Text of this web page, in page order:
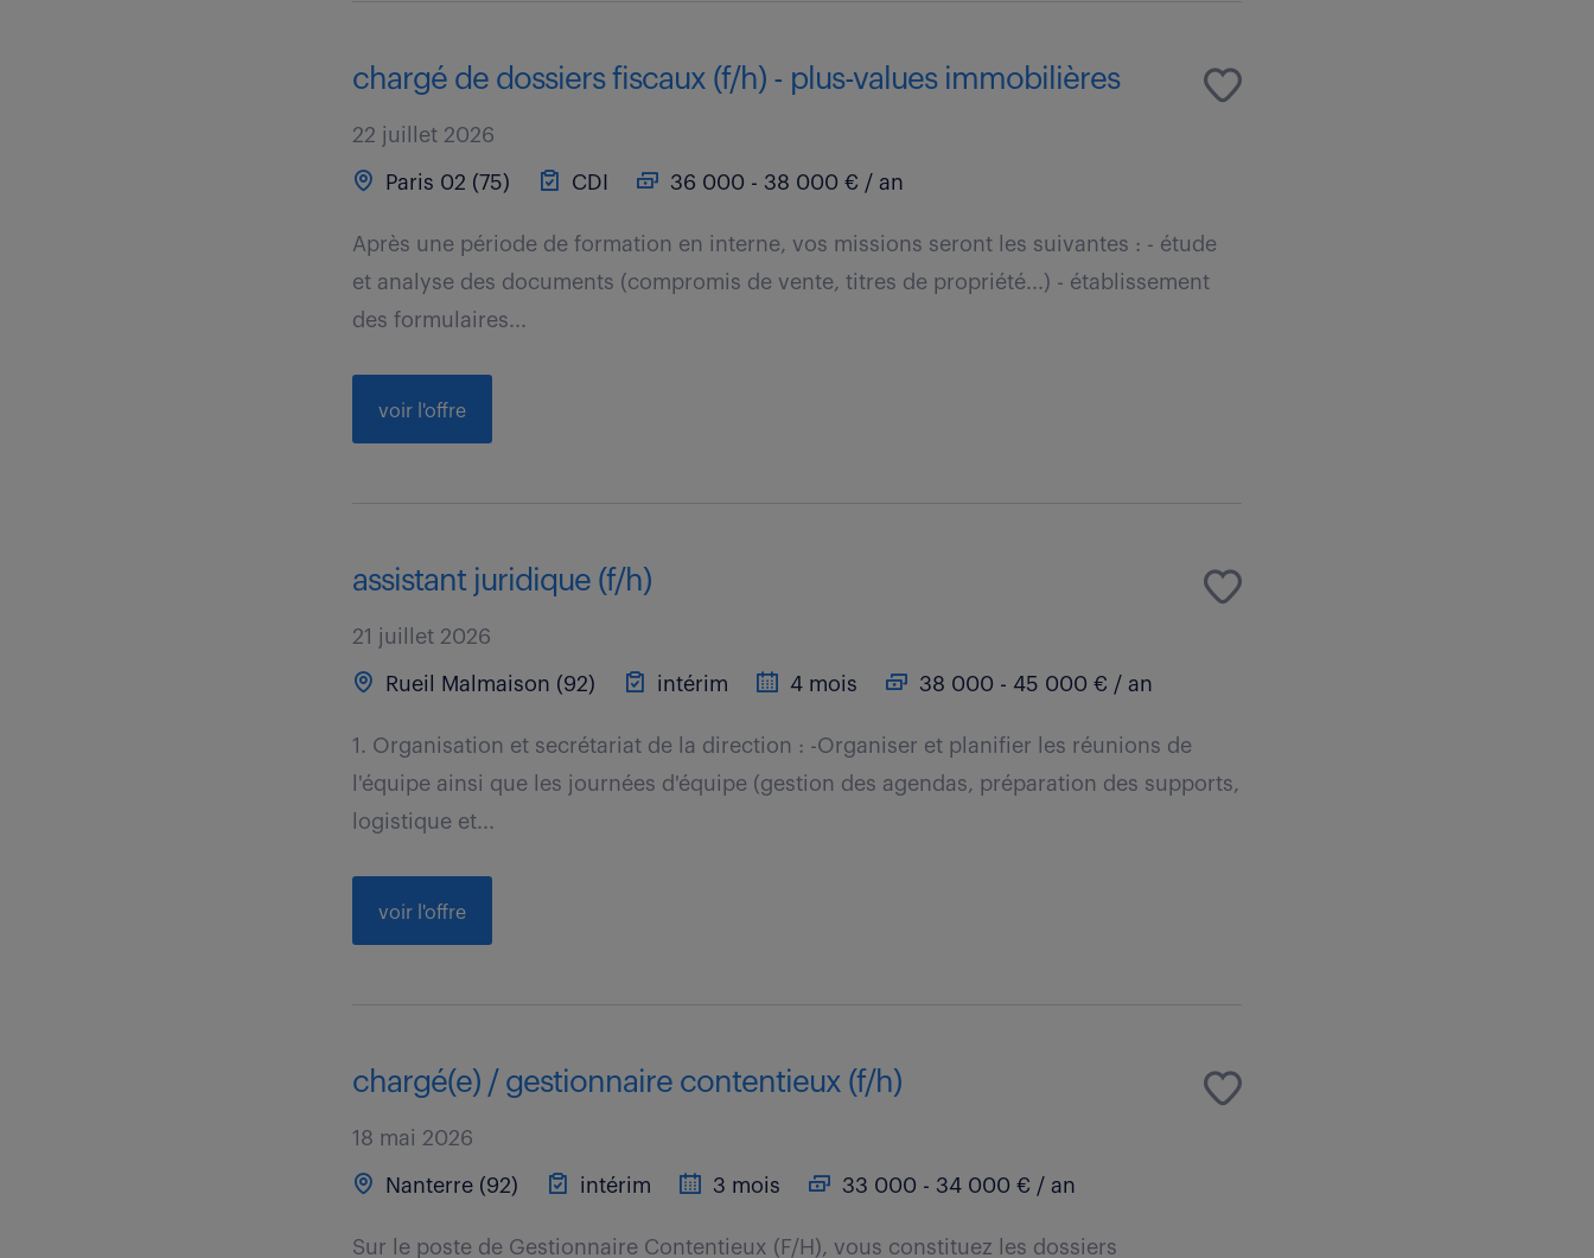
chargé de dossiers fiscaux (f/h) - plus-values immobilières
22 juillet 2026
Paris 02 (75) CDI 36 000 - 38 000 € / an
Après une période de formation en interne, vos missions seront les suivantes : - étude
et analyse des documents (compromis de vente, titres de propriété...) - établissement
des formulaires...
voir l'offre
assistant juridique (f/h)
21 juillet 2026
Rueil Malmaison (92) intérim 4 mois 38 000 - 45 000 € / an
1. Organisation et secrétariat de la direction : -Organiser et planifier les réunions de
l'équipe ainsi que les journées d'équipe (gestion des agendas, préparation des supports,
logistique et...
voir l'offre
chargé(e) / gestionnaire contentieux (f/h)
18 mai 2026
Nanterre (92) intérim 3 mois 33 000 - 34 000 € / an
Sur le poste de Gestionnaire Contentieux (F/H), vous constituez les dossiers